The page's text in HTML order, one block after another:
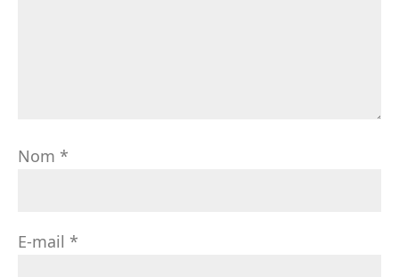
Nom *
E-mail *